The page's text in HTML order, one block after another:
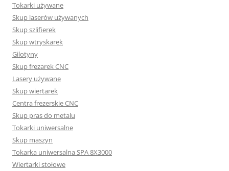
Tokarki używane
Skup laserów używanych
Skup szlifierek
Skup wtryskarek
Gilotyny
Skup frezarek CNC
Lasery używane
Skup wiertarek
Centra frezerskie CNC
Skup pras do metalu
Tokarki uniwersalne
Skup maszyn
Tokarka uniwersalna SPA 8X3000
Wiertarki stołowe